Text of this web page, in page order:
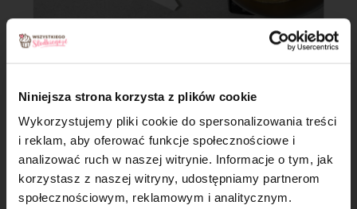
Niniejsza strona korzysta z plików cookie
Wykorzystujemy pliki cookie do spersonalizowania treści
i reklam, aby oferować funkcje społecznościowe i
analizować ruch w naszej witrynie. Informacje o tym, jak
korzystasz z naszej witryny, udostępniamy partnerom
społecznościowym, reklamowym i analitycznym.
Może się przydać
Wielorazowy rękaw cukierniczy, który
świetnie sprawdzi się przy robieniu
wypieków z ciasta parzonego.
×